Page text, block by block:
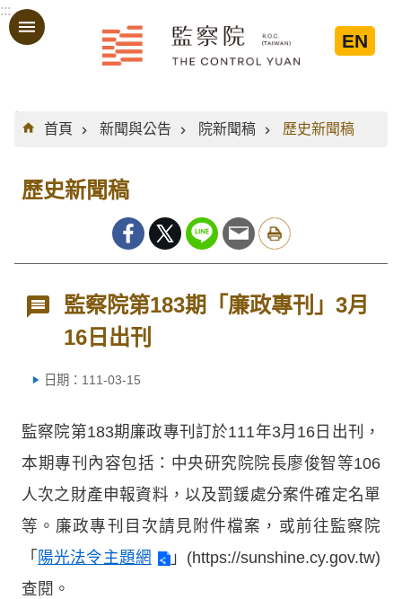
跳到主要內容區塊
:::
EN
:::
首頁
新聞與公告 院新聞稿 歷史新聞稿
歷史新聞稿
監察院第183期「廉政專刊」3月
16日出刊
日期：111-03-15
監察院第183期廉政專刊訂於111年3月16日出刊，
本期專刊內容包括：中央研究院院長廖俊智等106
人次之財產申報資料，以及罰鍰處分案件確定名單
等。廉政專刊目次請見附件檔案，或前往監察院
「 陽光法令主題網
」(https://sunshine.cy.gov.tw)
查閱。